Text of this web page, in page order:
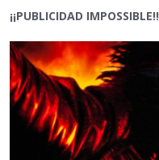
¡¡PUBLICIDAD IMPOSSIBLE!!